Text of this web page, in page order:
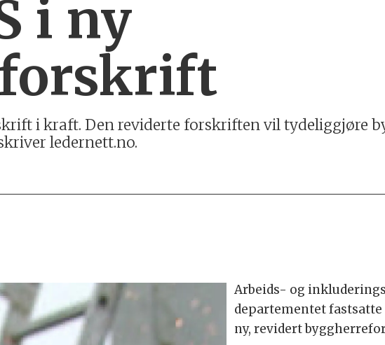
i ny
i kraft. Den reviderte forskriften vil tydeliggjøre
ledernett.no.
Arbeids- og
departementet fastsatte
ny, revidert